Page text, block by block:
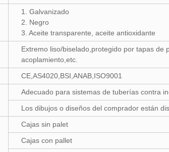
1. Galvanizado
2. Negro
3. Aceite transparente, aceite antioxidante
Extremo liso/biselado,protegido por tapas
acoplamiento,etc.
CE,AS4020,BSI,ANAB,ISO9001
Adecuado para sistemas de tuberías contra
Los dibujos o diseños del comprador están
Cajas sin palet
Cajas con pallet